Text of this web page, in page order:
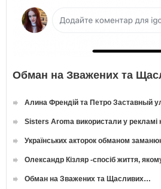
Обман на Зважених та
Алина Френдій та Петро Заставный
Sisters Aroma використали у
Українських акторок обманом
Олександр Кізляр -спосіб життя,
Обман на Зважених та Щасливих…